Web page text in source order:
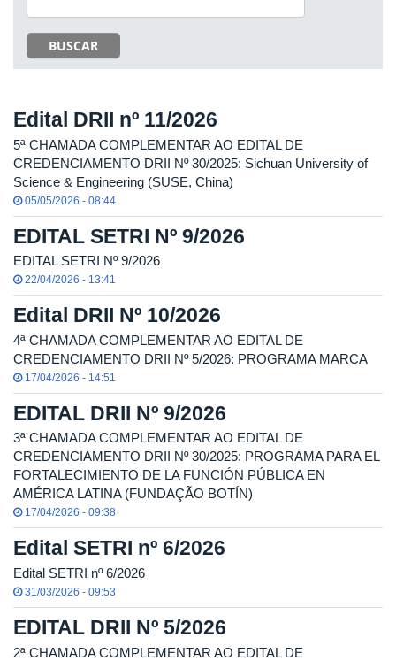
BUSCAR
Edital DRII nº 11/2026
5ª CHAMADA COMPLEMENTAR AO EDITAL DE
CREDENCIAMENTO DRII Nº 30/2025: Sichuan University of
Science & Engineering (SUSE, China)
05/05/2026 - 08:44
EDITAL SETRI Nº 9/2026
EDITAL SETRI Nº 9/2026
22/04/2026 - 13:41
Edital DRII Nº 10/2026
4ª CHAMADA COMPLEMENTAR AO EDITAL DE
CREDENCIAMENTO DRII Nº 5/2026: PROGRAMA MARCA
17/04/2026 - 14:51
EDITAL DRII Nº 9/2026
3ª CHAMADA COMPLEMENTAR AO EDITAL DE
CREDENCIAMENTO DRII Nº 30/2025: PROGRAMA PARA EL
FORTALECIMIENTO DE LA FUNCIÓN PÚBLICA EN
AMÉRICA LATINA (FUNDAÇÃO BOTÍN)
17/04/2026 - 09:38
Edital SETRI nº 6/2026
Edital SETRI nº 6/2026
31/03/2026 - 09:53
EDITAL DRII Nº 5/2026
2ª CHAMADA COMPLEMENTAR AO EDITAL DE